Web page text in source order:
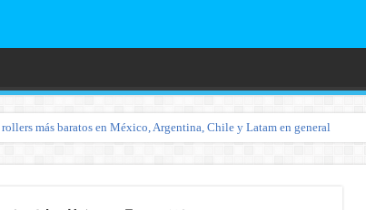
más baratos en México, Argentina, Chile y Latam en general